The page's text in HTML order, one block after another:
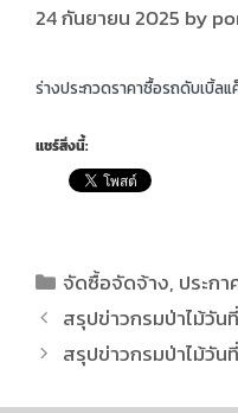
24 กันยายน 2025 by
ร่างประกวดราคาซื้อรถดับเบิ้ลแ
แชร์สิ่งนี้:
จัดซื้อจัดจ้าง, ประก
สรุปข่าวกรมป่าไม้วัน
สรุปข่าวกรมป่าไม้วัน